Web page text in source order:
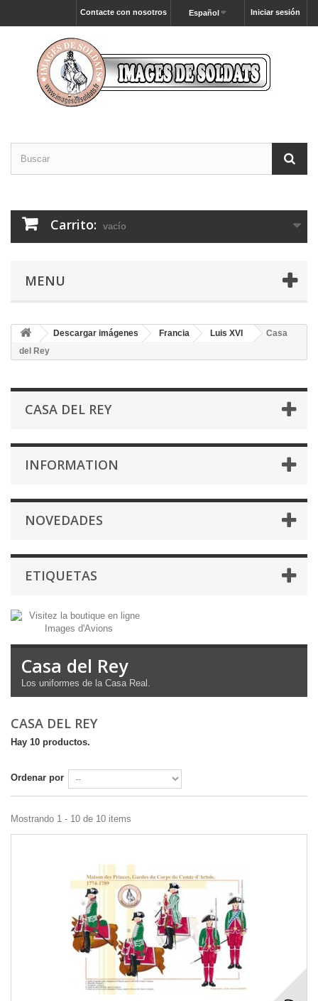
Iniciar sesión
Español
Contacte con nosotros
Carrito: vacío
MENU
Descargar imágenes Francia Luis XVI
Casa
del Rey
CASA DEL REY
INFORMATION
NOVEDADES
ETIQUETAS
Casa del Rey
Los uniformes de la Casa Real .
CASA DEL REY
Hay 10 productos.
Ordenar por
Mostrando 1 - 10 de 10 items